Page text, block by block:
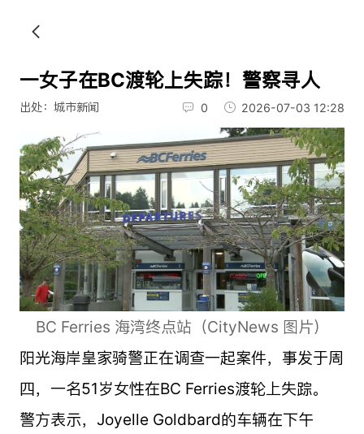
一女子在BC渡轮上失踪！警察寻人
出处：城市新闻 0 2026-07-03 12:28
BC Ferries 海湾终点站（CityNews 图片）
阳光海岸皇家骑警正在调查一起案件，事发于周
四，一名51岁女性在BC Ferries渡轮上失踪。
警方表示，Joyelle Goldbard的车辆在下午